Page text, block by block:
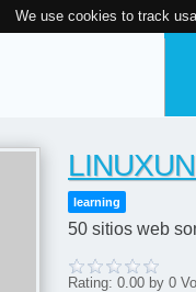
We use cookies to track
learning
50 sitios web
Rating: 0.00 by 0